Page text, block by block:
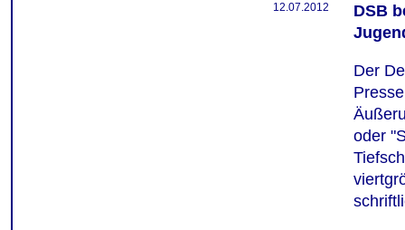
12.07.2012
DSB
Der
oder